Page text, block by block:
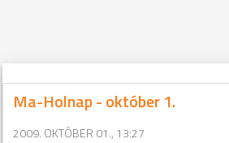
Ma-Holnap - október 1.
2009. OKTÓBER 01., 13:27